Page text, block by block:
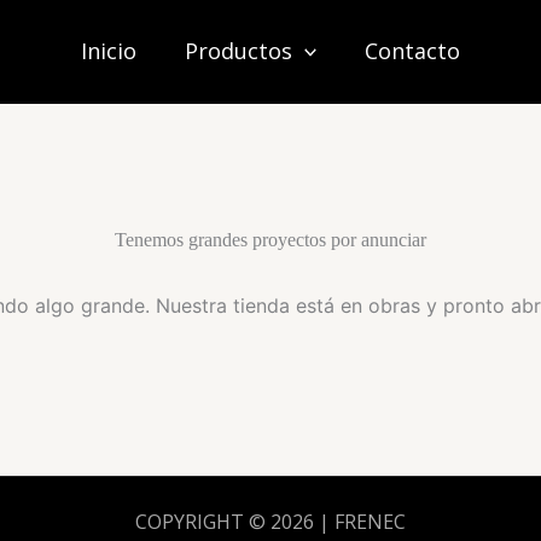
Inicio Productos Contacto
Tenemos grandes proyectos por anunciar
algo grande. Nuestra tienda está en obras y pronto
COPYRIGHT © 2026 | FRENEC